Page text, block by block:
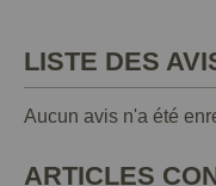
LISTE DES
Aucun avis n'a été
ARTICLES